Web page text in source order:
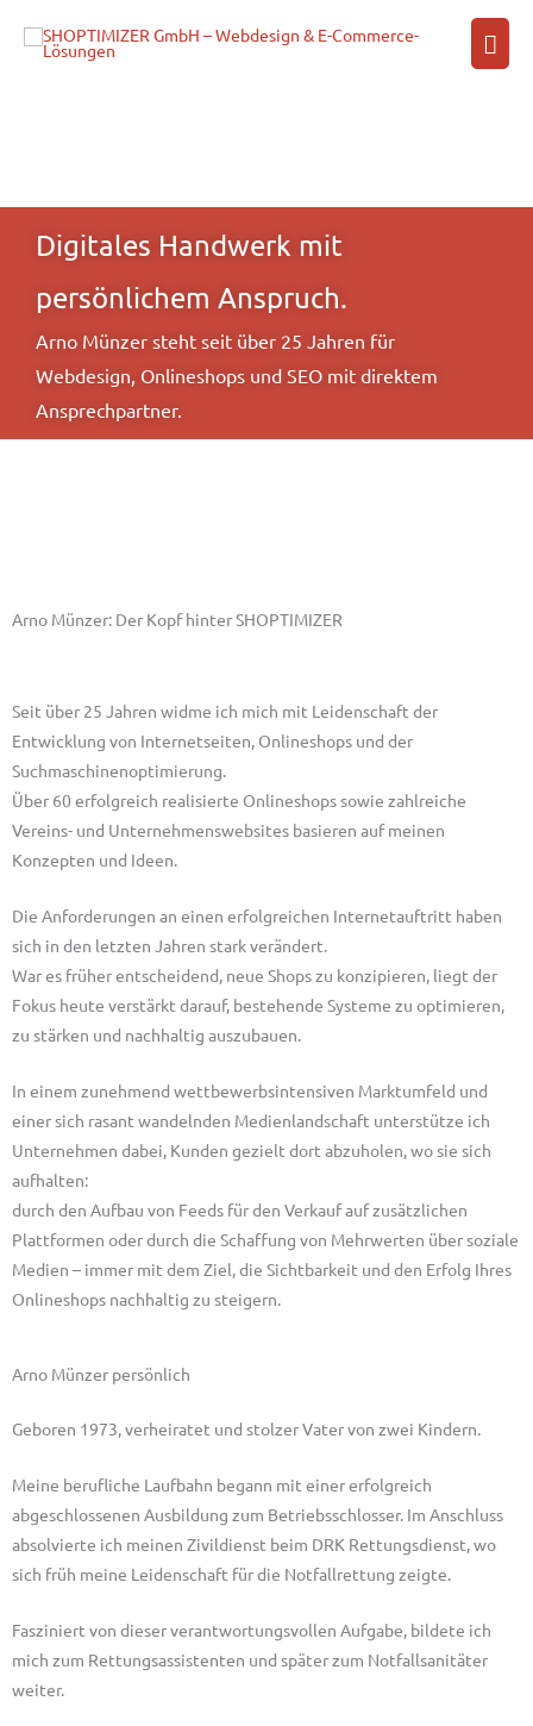
Inhalt
Digitales Handwerk mit
persönlichem Anspruch.
Arno Münzer steht seit über 25 Jahren für
Webdesign, Onlineshops und SEO mit direktem
Ansprechpartner.
Arno Münzer: Der Kopf hinter SHOPTIMIZER
Seit über 25 Jahren widme ich mich mit Leidenschaft der
Entwicklung von Internetseiten, Onlineshops und der
Suchmaschinenoptimierung.
Über 60 erfolgreich realisierte Onlineshops sowie zahlreiche
Vereins- und Unternehmenswebsites basieren auf meinen
Konzepten und Ideen.
Die Anforderungen an einen erfolgreichen Internetauftritt haben
sich in den letzten Jahren stark verändert.
War es früher entscheidend, neue Shops zu konzipieren, liegt der
Fokus heute verstärkt darauf, bestehende Systeme zu optimieren,
zu stärken und nachhaltig auszubauen.
In einem zunehmend wettbewerbsintensiven Marktumfeld und
einer sich rasant wandelnden Medienlandschaft unterstütze ich
Unternehmen dabei, Kunden gezielt dort abzuholen, wo sie sich
aufhalten:
durch den Aufbau von Feeds für den Verkauf auf zusätzlichen
Plattformen oder durch die Schaffung von Mehrwerten über soziale
Medien – immer mit dem Ziel, die Sichtbarkeit und den Erfolg Ihres
Onlineshops nachhaltig zu steigern.
Arno Münzer persönlich
Geboren 1973, verheiratet und stolzer Vater von zwei Kindern.
Meine berufliche Laufbahn begann mit einer erfolgreich
abgeschlossenen Ausbildung zum Betriebsschlosser. Im Anschluss
absolvierte ich meinen Zivildienst beim DRK Rettungsdienst, wo
sich früh meine Leidenschaft für die Notfallrettung zeigte.
Fasziniert von dieser verantwortungsvollen Aufgabe, bildete ich
mich zum Rettungsassistenten und später zum Notfallsanitäter
weiter.